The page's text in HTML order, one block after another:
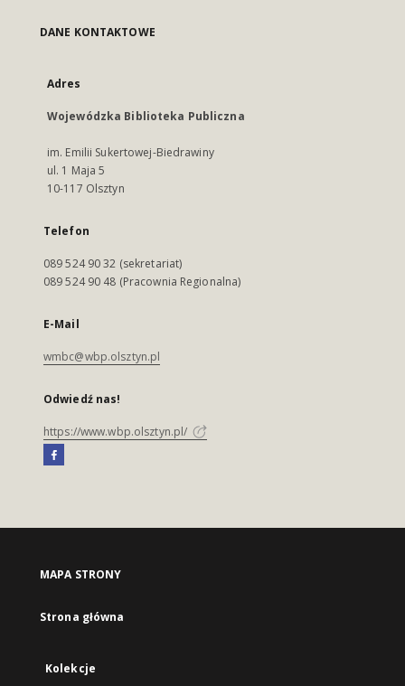
DANE KONTAKTOWE
Adres
Wojewódzka Biblioteka Publiczna
im. Emilii Sukertowej-Biedrawiny
ul. 1 Maja 5
10-117 Olsztyn
Telefon
089 524 90 32 (sekretariat)
089 524 90 48 (Pracownia Regionalna)
E-Mail
wmbc@wbp.olsztyn.pl
Odwiedź nas!
https://www.wbp.olsztyn.pl/
MAPA STRONY
Strona główna
Kolekcje